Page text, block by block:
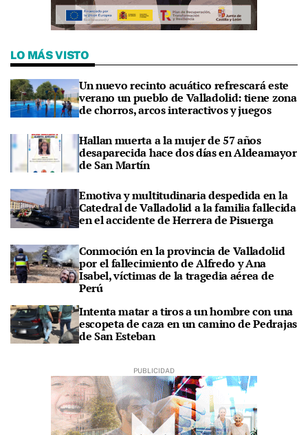
LO MÁS VISTO
Un nuevo recinto acuático refrescará este
verano un pueblo de Valladolid: tiene zona
de chorros, arcos interactivos y juegos
Hallan muerta a la mujer de 57 años
desaparecida hace dos días en Aldeamayor
de San Martín
Emotiva y multitudinaria despedida en la
Catedral de Valladolid a la familia fallecida
en el accidente de Herrera de Pisuerga
Conmoción en la provincia de Valladolid
por el fallecimiento de Alfredo y Ana
Isabel, víctimas de la tragedia aérea de
Perú
Intenta matar a tiros a un hombre con una
escopeta de caza en un camino de Pedrajas
de San Esteban